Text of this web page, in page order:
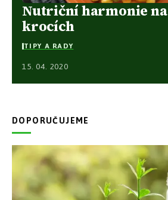
Nutriční harmonie
krocích
TIPY A RADY
15. 04. 2020
DOPORUČUJEME